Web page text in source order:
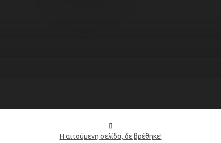
Η αιτούμενη σελίδα, δε βρέθηκε!